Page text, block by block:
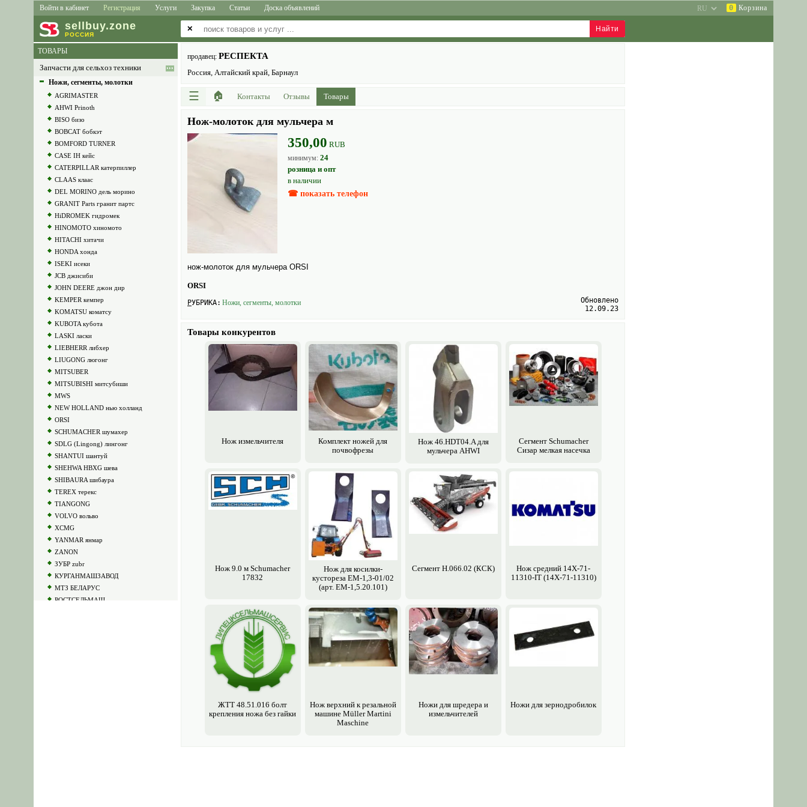
Войти в кабинет Регистрация Услуги Закупка Статьи Доска объявлений 0 Корзина
sell buy.zone
РОССИЯ
✕
ТОВАРЫ
Запчасти для сельхоз техники
Ножи, сегменты, молотки
AGRIMASTER
AHWI Prinoth
BISO бизо
BOBCAT бобкэт
BOMFORD TURNER
CASE IH кейс
CATERPILLAR катерпиллер
CLAAS клаас
DEL MORINO дель морино
GRANIT Parts гранит партс
HiDROMEK гидромек
HINOMOTO хиномото
HITACHI хитачи
HONDA хонда
ISEKI исеки
JCB джисиби
JOHN DEERE джон дир
KEMPER кемпер
KOMATSU коматсу
KUBOTA кубота
LASKI ласки
LIEBHERR либхер
LIUGONG люгонг
MITSUBER
MITSUBISHI митсубиши
MWS
NEW HOLLAND нью холланд
ORSI
SCHUMACHER шумахер
SDLG (Lingong) лингонг
SHANTUI шантуй
SHEHWA HBXG шева
SHIBAURA шибаура
TEREX терекс
TIANGONG
VOLVO вольво
XCMG
YANMAR янмар
ZANON
ЗУБР zubr
КУРГАНМАШЗАВОД
МТЗ БЕЛАРУС
РОСТСЕЛЬМАШ
продавец: РЕСПЕКТА
Россия, Алтайский край, Барнаул
☰ 🏠 Контакты Отзывы Товары
Нож-молоток для мульчера м
350,00 RUB
минимум: 24
розница и опт
в наличии
☎ показать телефон
нож-молоток для мульчера ORSI
ORSI
РУБРИКА: Ножи, сегменты, молотки
Обновлено
12.09.23
Товары конкурентов
Нож измельчителя
Комплект ножей для
почво­фрезы
Нож 46.HDT04.A для
мульчера AHWI
Сегмент Schumacher
Сизар мелкая насечка
Нож 9.0 м Schumacher
17832
Нож для косилки-
кустореза EM-1,3-01/02
(арт. ЕМ-1,5.20.101)
Сегмент Н.066.02 (КСК)
Нож средний 14X-71-
11310-IT (14X-71-11310)
ЖТТ 48.51.016 болт
крепления ножа без гайки
Нож верхний к резальной
машине Müller Martini
Maschine
Ножи для шредера и
измельчителей
Ножи для зерно­дробилок